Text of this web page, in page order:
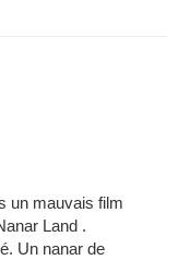
un mauvais film
Land .
Un nanar de